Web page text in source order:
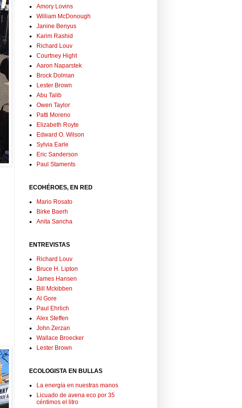
Amory Lovins
William McDonough
Janine Benyus
Karim Rashid
Richard Louv
Courtney Hight
Aaron Naparstek
Brock Dolman
Lester Brown
Abu Talib
Owen Taylor
Patti Moreno
Elizabeth Royte
Edward O. Wilson
Sylvia Earle
Eric Sanderson
Paul Staments
ECOHÉROES, EN RED
Mario Rosato
Birke Baerh
Anita Sancha
ENTREVISTAS
Richard Louv
Bruce H. Lipton
James Hansen
Bill Mckibben
Al Gore
Paul Ehrlich
Alex Steffen
John Zerzan
Wallace Broecker
Lester Brown
ECOLOGISTA EN BULLAS
La energía en nuestras manos
Licuado de avena eco por 35
céntimos el litro